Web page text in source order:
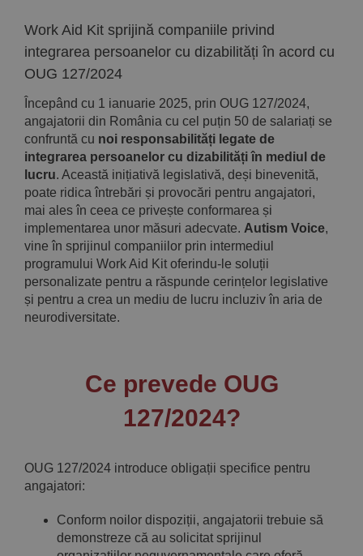
Magazin
Work Aid Kit sprijină companiile privind
integrarea persoanelor cu dizabilități în acord cu
OUG 127/2024
Începând cu 1 ianuarie 2025, prin OUG 127/2024,
angajatorii din România cu cel puțin 50 de salariați se
confruntă cu noi responsabilități legate de
integrarea persoanelor cu dizabilități în mediul de
lucru. Această inițiativă legislativă, deși binevenită,
poate ridica întrebări și provocări pentru angajatori,
mai ales în ceea ce privește conformarea și
implementarea unor măsuri adecvate. Autism Voice,
vine în sprijinul companiilor prin intermediul
programului Work Aid Kit oferindu-le soluții
personalizate pentru a răspunde cerințelor legislative
și pentru a crea un mediu de lucru incluziv în aria de
neurodiversitate.
Ce prevede OUG
127/2024?
OUG 127/2024 introduce obligații specifice pentru
angajatori:
Conform noilor dispoziții, angajatorii trebuie să
demonstreze că au solicitat sprijinul